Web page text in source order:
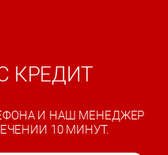
КРЕДИТ
И НАШ МЕНЕДЖЕР
10 МИНУТ.